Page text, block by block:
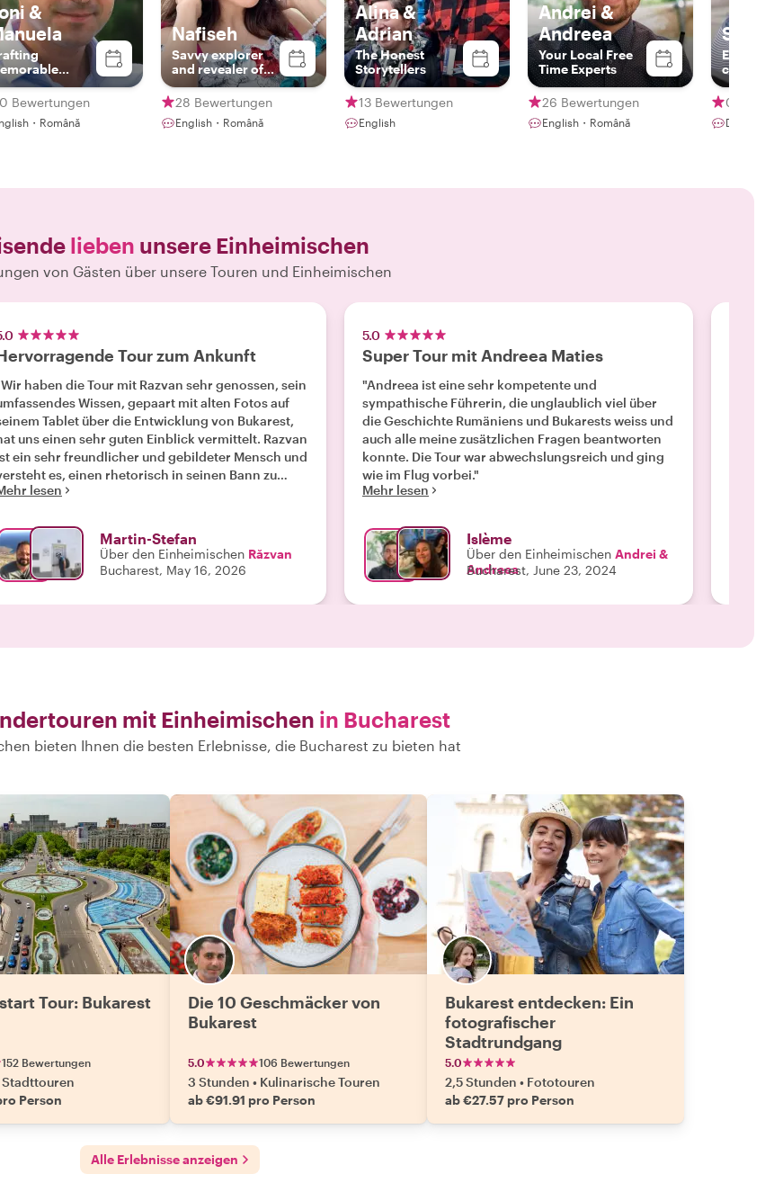
&
Bewertungen
・Română
Nafiseh
Savvy explorer
and revealer of
city flavors and
inner beauties
28 Bewertungen
English・Română
Alina &
Adrian
The Honest
Storytellers
13 Bewertungen
English
Andrei &
Andreea
Your Local Free
Time Experts
26 Bewertungen
English・Română
curator
0
Deutsch
lieben unsere Einheimischen
von Gästen über unsere Touren und Einheimischen
Tour zum Ankunft
haben die Tour mit Razvan sehr genossen, sein
Wissen, gepaart mit alten Fotos auf
Tablet über die Entwicklung von Bukarest,
uns einen sehr guten Einblick vermittelt. Razvan
ein sehr freundlicher und gebildeter Mensch und
es, einen rhetorisch in seinen Bann zu
Nach der Tour haben wir uns in Bukarest
Klasse Tour."
lesen
Martin-Stefan
Über den Einheimischen Răzvan
Bucharest, May 16, 2026
5.0
Super Tour mit Andreea Maties
"Andreea ist eine sehr kompetente und
sympathische Führerin, die unglaublich viel über
die Geschichte Rumäniens und Bukarests weiss und
auch alle meine zusätzlichen Fragen beantworten
konnte. Die Tour war abwechslungsreich und ging
wie im Flug vorbei."
Mehr lesen
Islème
Über den Einheimischen Andrei &
Andreea
Bucharest, June 23, 2024
mit Einheimischen in Bucharest
bieten Ihnen die besten Erlebnisse, die Bucharest zu bieten hat
Tour: Bukarest
152 Bewertungen
Stadttouren
Person
Die 10 Geschmäcker von
Bukarest
5.0 106 Bewertungen
3 Stunden • Kulinarische Touren
ab €91.91 pro Person
Bukarest entdecken: Ein
fotografischer
Stadtrundgang
5.0
2,5 Stunden • Fototouren
ab €27.57 pro Person
Alle Erlebnisse anzeigen